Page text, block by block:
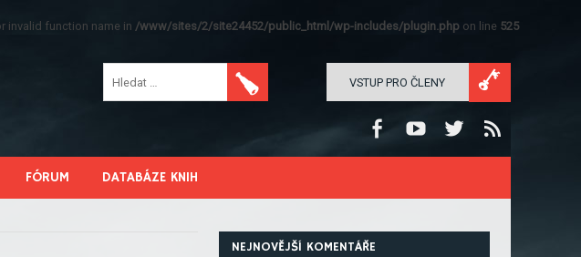
invalid function name in /www/sites/2/site24452/public_html/wp-includes/plugin.php on line 525
VSTUP PRO ČLENY
FÓRUM DATABÁZE KNIH
NEJNOVĚJŠÍ KOMENTÁŘE